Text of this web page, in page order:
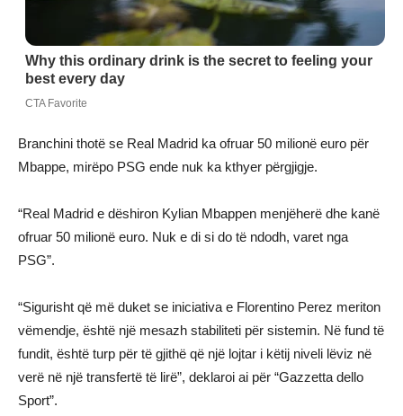
Branchini thotë se Real Madrid ka ofruar 50 milionë euro për
Mbappe, mirëpo PSG ende nuk ka kthyer përgjigje.
“Real Madrid e dëshiron Kylian Mbappen menjëherë dhe kanë
ofruar 50 milionë euro. Nuk e di si do të ndodh, varet nga
PSG”.
“Sigurisht që më duket se iniciativa e Florentino Perez meriton
vëmendje, është një mesazh stabiliteti për sistemin. Në fund të
fundit, është turp për të gjithë që një lojtar i këtij niveli lëviz në
verë në një transfertë të lirë”, deklaroi ai për “Gazzetta dello
Sport”.